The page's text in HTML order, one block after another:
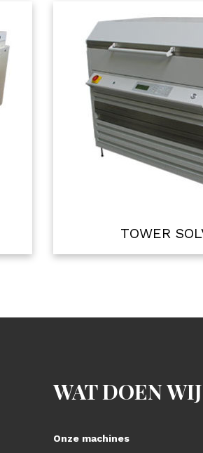
TOWER
WAT DOEN WIJ
Onze machines